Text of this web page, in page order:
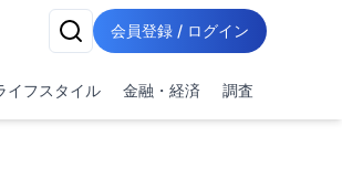
会員登録 / ログイン
イフスタイル 金融・経済 調査